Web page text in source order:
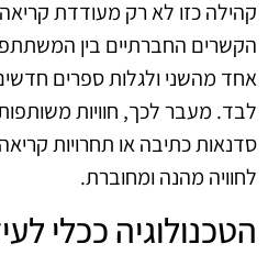
קהילה כזו לא רק מעודדת
הקשרים החברתיים בין
אחד מהשני ולגלות ספרים
לבד. מעבר לכך, חוויות
סדנאות כתיבה או תחרויות
לחוויה מהנה ומחוברת.
הטכנולוגיה ככלי